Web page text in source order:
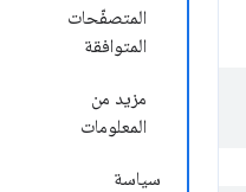
المتصفّحات
المتوافقة
مزيد من
المعلومات
سياسة